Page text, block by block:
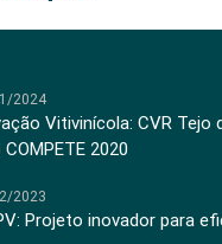
2024
Vitivinícola: CVR
2020
2023
Projeto inovador para